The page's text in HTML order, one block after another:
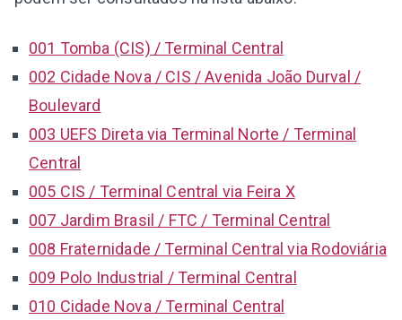
001 Tomba (CIS) / Terminal Central
002 Cidade Nova / CIS / Avenida João Durval /
Boulevard
003 UEFS Direta via Terminal Norte / Terminal
Central
005 CIS / Terminal Central via Feira X
007 Jardim Brasil / FTC / Terminal Central
008 Fraternidade / Terminal Central via Rodoviária
009 Polo Industrial / Terminal Central
010 Cidade Nova / Terminal Central